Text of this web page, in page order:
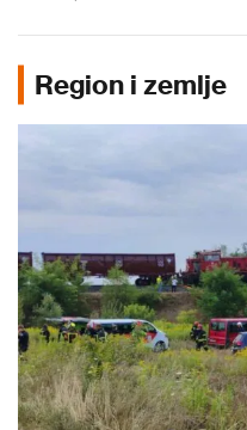
Region i zemlje